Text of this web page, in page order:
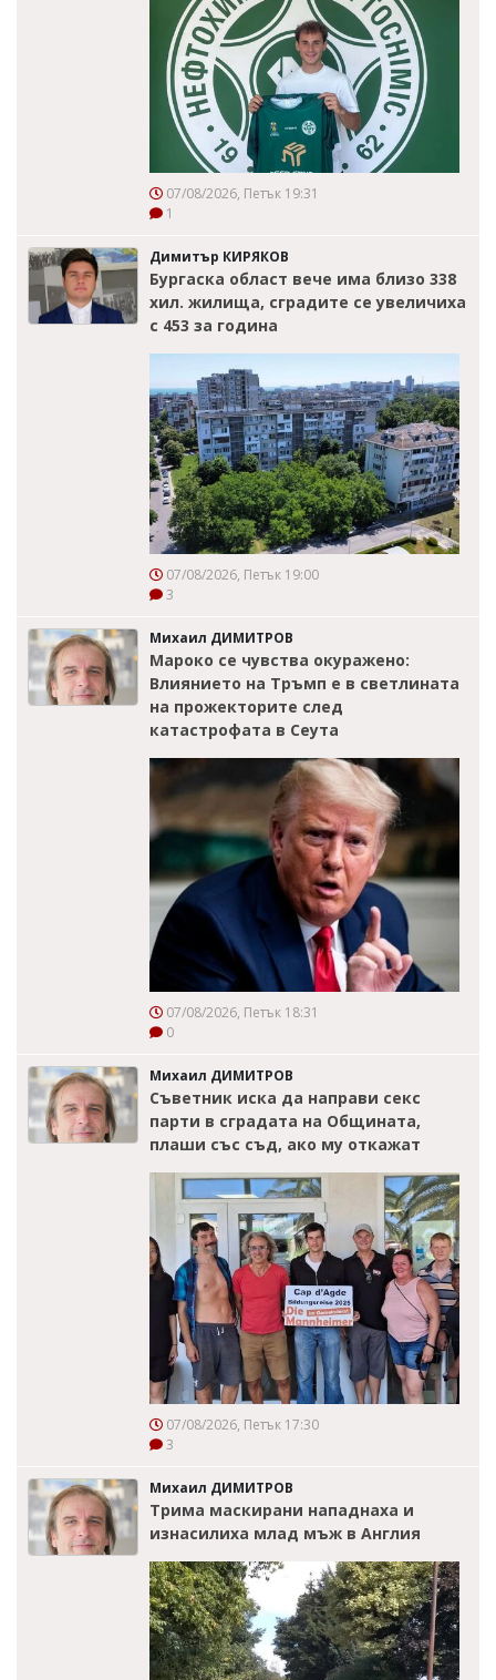
07/08/2026, Петък 19:31
1
Димитър КИРЯКОВ
Бургаска област вече има близо 338
хил. жилища, сградите се увеличиха
с 453 за година
07/08/2026, Петък 19:00
3
Михаил ДИМИТРОВ
Мароко се чувства окуражено:
Влиянието на Тръмп е в светлината
на прожекторите след
катастрофата в Сеута
07/08/2026, Петък 18:31
0
Михаил ДИМИТРОВ
Съветник иска да направи секс
парти в сградата на Общината,
плаши със съд, ако му откажат
07/08/2026, Петък 17:30
3
Михаил ДИМИТРОВ
Трима маскирани нападнаха и
изнасилиха млад мъж в Англия